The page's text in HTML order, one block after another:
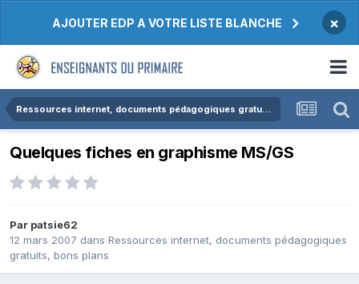
AJOUTER EDP A VOTRE LISTE BLANCHE ×
Ressources internet, documents pédagogiques gratuits, bons plans
Quelques fiches en graphisme MS/GS
Par patsie62
12 mars 2007 dans Ressources internet, documents pédagogiques
gratuits, bons plans